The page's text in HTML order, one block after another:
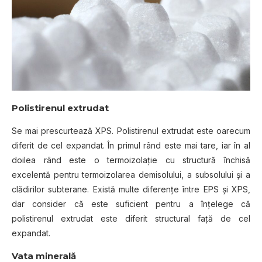
Polistirenul extrudat
Se mai prescurtează XPS. Polistirenul extrudat este oarecum
diferit de cel expandat. În primul rând este mai tare, iar în al
doilea rând este o termoizolație cu structură închisă
excelentă pentru termoizolarea demisolului, a subsolului și a
clădirilor subterane. Există multe diferențe între EPS și XPS,
dar consider că este suficient pentru a înțelege că
polistirenul extrudat este diferit structural față de cel
expandat.
Vata minerală